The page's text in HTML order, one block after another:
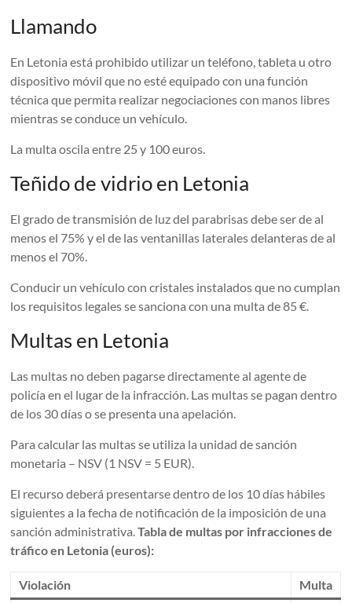
Llamando
En Letonia está prohibido utilizar un teléfono, tableta u otro
dispositivo móvil que no esté equipado con una función
técnica que permita realizar negociaciones con manos libres
mientras se conduce un vehículo.
La multa oscila entre 25 y 100 euros.
Teñido de vidrio en Letonia
El grado de transmisión de luz del parabrisas debe ser de al
menos el 75% y el de las ventanillas laterales delanteras de al
menos el 70%.
Conducir un vehículo con cristales instalados que no cumplan
los requisitos legales se sanciona con una multa de 85 €.
Multas en Letonia
Las multas no deben pagarse directamente al agente de
policía en el lugar de la infracción. Las multas se pagan dentro
de los 30 días o se presenta una apelación.
Para calcular las multas se utiliza la unidad de sanción
monetaria – NSV (1 NSV = 5 EUR).
El recurso deberá presentarse dentro de los 10 días hábiles
siguientes a la fecha de notificación de la imposición de una
sanción administrativa.Tabla de multas por infracciones de
tráfico en Letonia (euros):
Violación
Multa